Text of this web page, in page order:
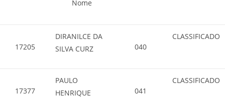
Nome
17205
DIRANILCE DA
SILVA CURZ
040
CLASSIFICADO
17377
PAULO
HENRIQUE
041
CLASSIFICADO